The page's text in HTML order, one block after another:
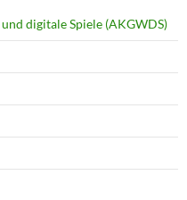
digitale Spiele (AKGWDS)